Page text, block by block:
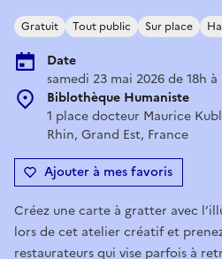
Gratuit Tout public Sur place
Date
samedi 23 mai 2026 de 18h à
Biblothèque Humaniste
1 place docteur Maurice
Rhin, Grand Est, France
Ajouter à mes favoris
Créez une carte à gratter avec
lors de cet atelier créatif et
restaurateurs qui vise parfois à